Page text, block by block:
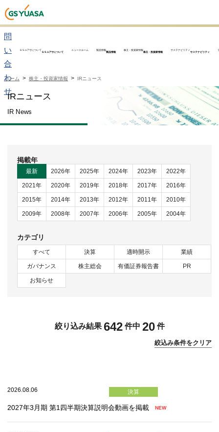
お
問
い
合
わ
せ
ＧＳユアサについて
ＧＳユアサについて
ニュースルーム 製品情報
製品情報
株主・投資家情報
株主・投資家情報
サステナビリティ
サステナビリティ
ホーム 株主・投資家情報 IRニュース
IR News
IRニュース
最新 2026年 2025年 2024年 2023年 2022年
2021年 2020年 2019年 2018年 2017年 2016年
2015年 2014年 2013年 2012年 2011年 2010年
2009年 2008年 2007年 2006年 2005年 2004年
すべて 決算 適時開示 業績
ガバナンス 株主総会 有価証券報告書 PR
お知らせ
絞込み条件をクリア
絞り込み結果 642 件中 20件
2026.08.06 決算
2027年3月期 第1四半期決算説明会動画を掲載